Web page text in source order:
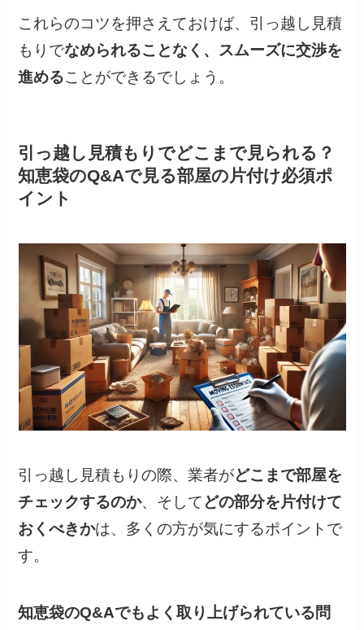
これらのコツを押さえておけば、引っ越し見積
もりでなめられることなく、スムーズに交渉を
進めることができるでしょう。
引っ越し見積もりでどこまで見られる？
知恵袋のQ&Aで見る部屋の片付け必須ポ
イント
引っ越し見積もりの際、業者がどこまで部屋を
チェックするのか、そして どの部分を片付けて
おくべきかは、多くの方が気にするポイントで
す。
知恵袋のQ&Aでもよく取り上げられている問